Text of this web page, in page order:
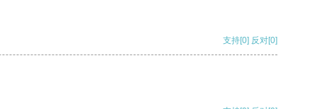
支持[0] 反对[0]